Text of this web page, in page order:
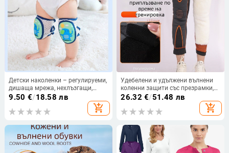
Детски наколенки – регулируеми,
дишаща мрежа, нехлъзгащи,
защита за лактите, найлонов
9.50 €/18.58 лв
add_shopping_cart
Удебелени и удължени вълнени
коленни защити със презрамки,
против приплъзване, топли за
26.32 €/51.48 лв
add_shopping_cart